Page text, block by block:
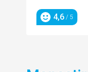
Hodnotenie
4,6 / 5